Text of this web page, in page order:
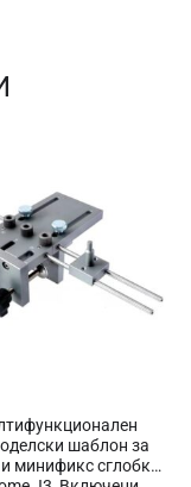
шаблон за
минификс сглобки